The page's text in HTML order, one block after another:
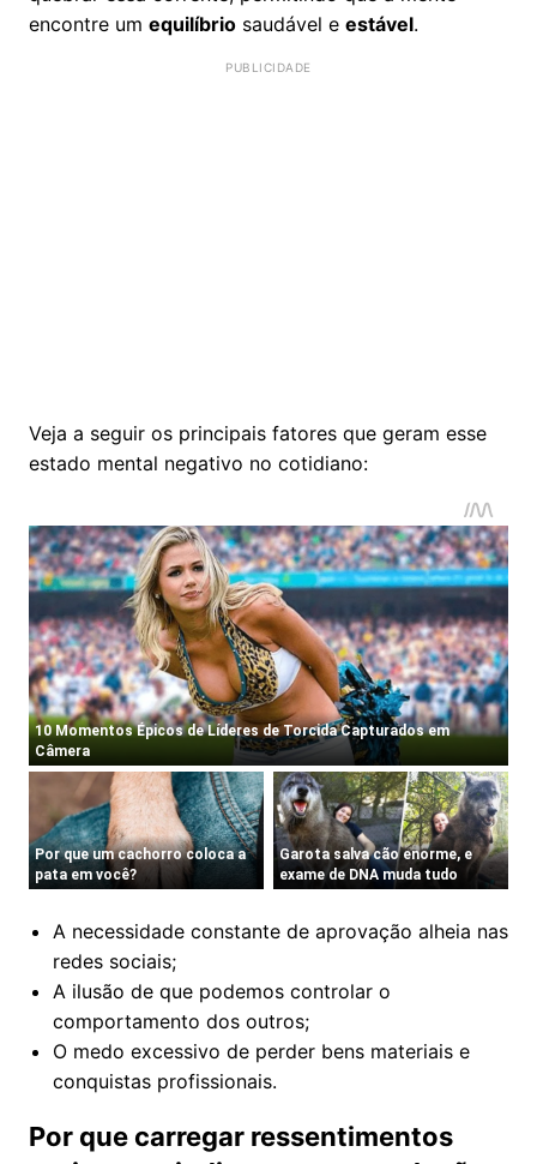
encontre um equilíbrio saudável e estável.
Veja a seguir os principais fatores que geram esse
estado mental negativo no cotidiano:
A necessidade constante de aprovação alheia nas
redes sociais;
A ilusão de que podemos controlar o
comportamento dos outros;
O medo excessivo de perder bens materiais e
conquistas profissionais.
Por que carregar ressentimentos